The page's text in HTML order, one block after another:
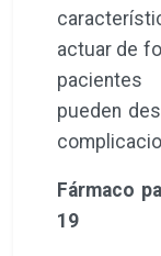
actuar de
pueden
Fármaco
19